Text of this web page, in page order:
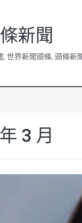
新聞
世界新聞頭條, 頭條新
3 月